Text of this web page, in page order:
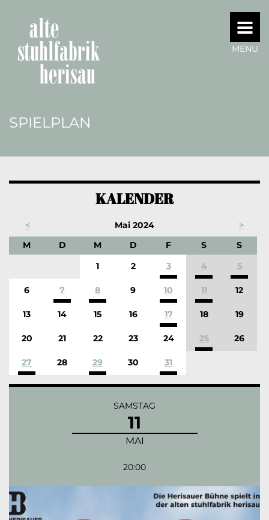
MENU
SPIELPLAN
KALENDER
< Mai 2024
>
MONTAGDIENSTAG
MITTWOCH
DONNERSTAG
FREITAGSAMSTAG
S
1
2 3 4 5
6 7 8 9 10 11 12
13 14 15 16 17 18 19
20 21 22 23 24 25 26
27 28 29 30 31
SAMSTAG
11
MAI
20:00